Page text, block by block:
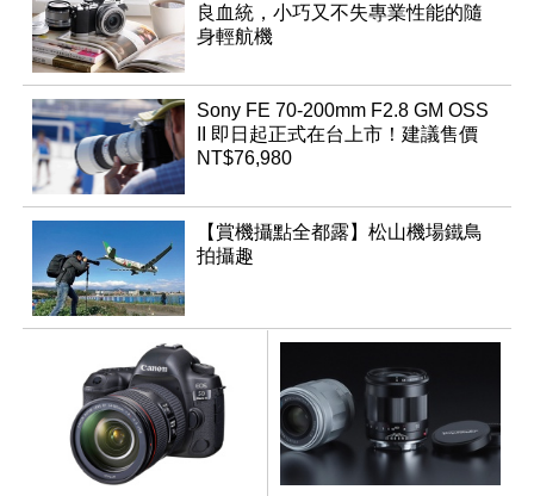
良血統，小巧又不失專業性能的隨
身輕航機
Sony FE 70-200mm F2.8 GM OSS
II 即日起正式在台上市！建議售價
NT$76,980
【賞機攝點全都露】松山機場鐵鳥
拍攝趣